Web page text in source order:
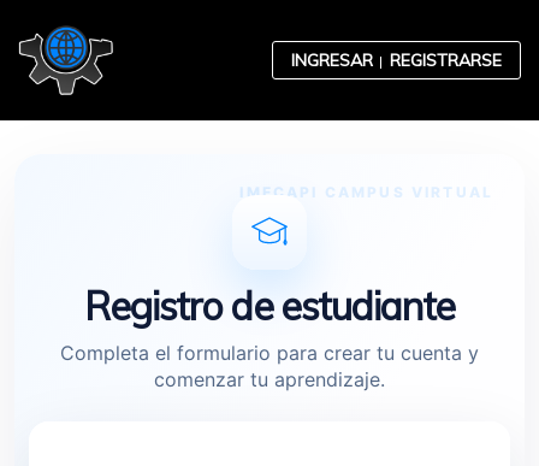
INGRESAR REGISTRARSE
Contabilidad
Desarrollo Organizacional
Registro de estudiante
Completa el formulario para crear tu cuenta y
comenzar tu aprendizaje.